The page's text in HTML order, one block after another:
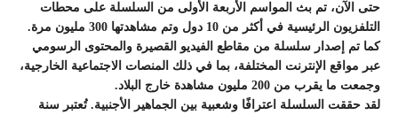
حتى الآن، تم بث المواسم الأربعة الأولى من السلسلة على محطات
التلفزيون الرئيسية في أكثر من 10 دول وتم مشاهدتها 300 مليون مرة.
كما تم إصدار سلسلة من مقاطع الفيديو القصيرة والمحتوى الرسومي
عبر مواقع الإنترنت المختلفة، بما في ذلك المنصات الاجتماعية الخارجية،
وجمعت ما يقرب من 200 مليون مشاهدة خارج البلاد.
لقد حققت السلسلة اعترافًا وشعبية بين الجماهير الأجنبية. تُعتبر سنة